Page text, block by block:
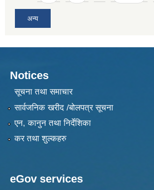
अन्य
Notices
सूचना तथा समाचार
सार्वजनिक खरीद /बोलपत्र सूचना
एन, कानुन तथा निर्देशिका
कर तथा शुल्कहरु
eGov services